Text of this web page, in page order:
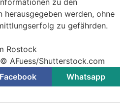
herausgegeben werden, ohne
zu gefährden.
Rostock
AFuess/Shutterstock.com
Facebook Whatsapp